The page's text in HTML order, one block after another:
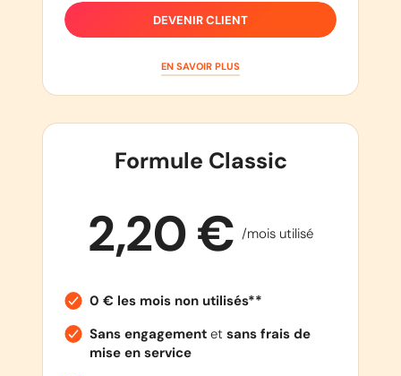
DEVENIR CLIENT
EN SAVOIR PLUS
Formule Classic
2,20 € /mois utilisé
0 € les mois non utilisés**
Sans engagementet sans frais de
mise en service